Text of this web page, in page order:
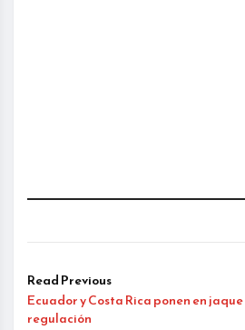
Read Previous
Ecuador y Costa Rica ponen en
regulación